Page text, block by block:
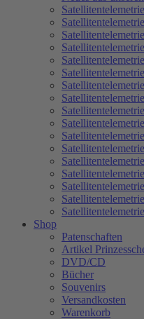
Shop
Patenschaften
Artikel
DVD/CD
Bücher
Souvenirs
Versandkosten
Warenkorb